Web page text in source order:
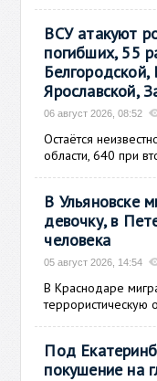
ВСУ атакуют
погибших, 55
Ярославской,
06 август 2026, 08:52
Остаётся
области, 640 при
В Ульяновске
девочку, в
человека
05 август 2026, 14:54
В Краснодаре
террористическую
Под
покушение на